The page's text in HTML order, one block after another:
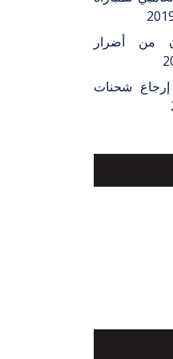
من أضرار
شحنات